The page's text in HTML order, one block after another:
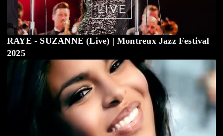
RAYE - SUZANNE (Live) | Montreux Jazz Festival
2025